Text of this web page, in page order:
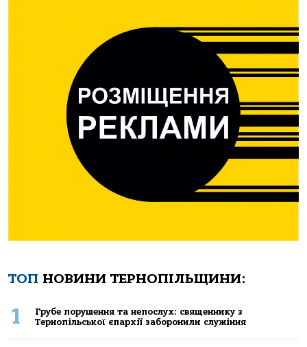
ТОП НОВИНИ ТЕРНОПІЛЬЩИНИ:
1
Грубе порушення та непослух: священнику з
Тернопільської єпархії заборонили служіння